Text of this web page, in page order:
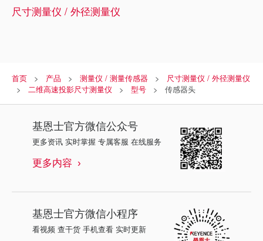
尺寸测量仪 / 外径测量仪
首页 产品 测量仪 / 测量传感器
尺寸测量仪 / 外径测量仪
二维高速投影尺寸测量仪
型号 传感器头
基恩士官方微信公众号
更多资讯 实时掌握 专属客服 在线服务
更多内容
基恩士官方微信小程序
看视频 查干货 手机查看 实时更新